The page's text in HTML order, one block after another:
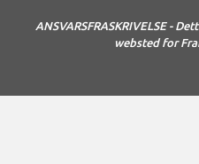
ANSVARSFRASKRIVELSE -
websted for